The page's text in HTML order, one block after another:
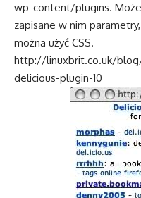
wp-content/plugins.
zapisane w nim
można użyć CSS.
http://linuxbrit.co.uk/
delicious-plugin-10